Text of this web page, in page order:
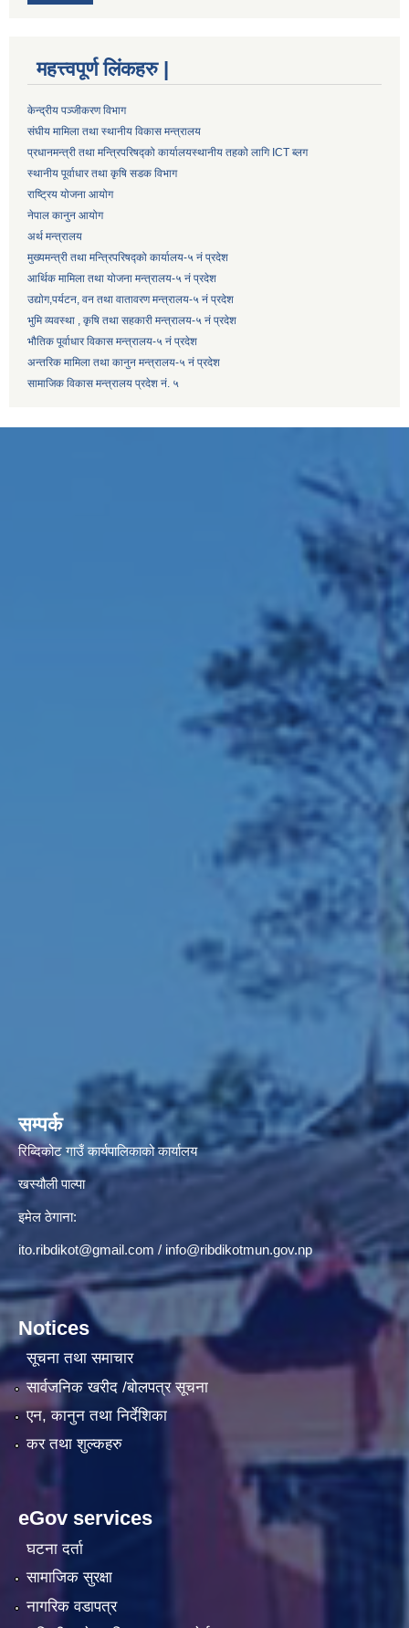
महत्त्वपूर्ण लिंकहरु |
केन्द्रीय पञ्जीकरण विभाग
संघीय मामिला तथा स्थानीय विकास मन्त्रालय
प्रधानमन्त्री तथा मन्त्रिपरिषद्को कार्यालयस्थानीय तहको लागि ICT ब्लग
स्थानीय पूर्वाधार तथा कृषि सडक विभाग
राष्ट्रिय योजना आयोग
नेपाल कानुन आयोग
अर्थ मन्त्रालय
मुख्यमन्त्री तथा मन्त्रिपरिषद्को कार्यालय-५ नं प्रदेश
आर्थिक मामिला तथा योजना मन्त्रालय-५ नं प्रदेश
उद्याेग,पर्यटन, वन तथा वातावरण मन्त्रालय-५ नं प्रदेश
भुमि व्यवस्था , कृषि तथा सहकारी मन्त्रालय-५ नं प्रदेश
भौतिक पूर्वाधार विकास मन्त्रालय-५ नं प्रदेश
अन्तरिक मामिला तथा कानुन मन्त्रालय-५ नं प्रदेश
सामाजिक विकास मन्त्रालय प्रदेश नं. ५
सम्पर्क
रिब्दिकोट गाउँ कार्यपालिकाको कार्यालय
खस्यौली पाल्पा
इमेल ठेगाना:
ito.ribdikot@gmail.com / info@ribdikotmun.gov.np
Notices
सूचना तथा समाचार
सार्वजनिक खरीद /बोलपत्र सूचना
एन, कानुन तथा निर्देशिका
कर तथा शुल्कहरु
eGov services
घटना दर्ता
सामाजिक सुरक्षा
नागरिक वडापत्र